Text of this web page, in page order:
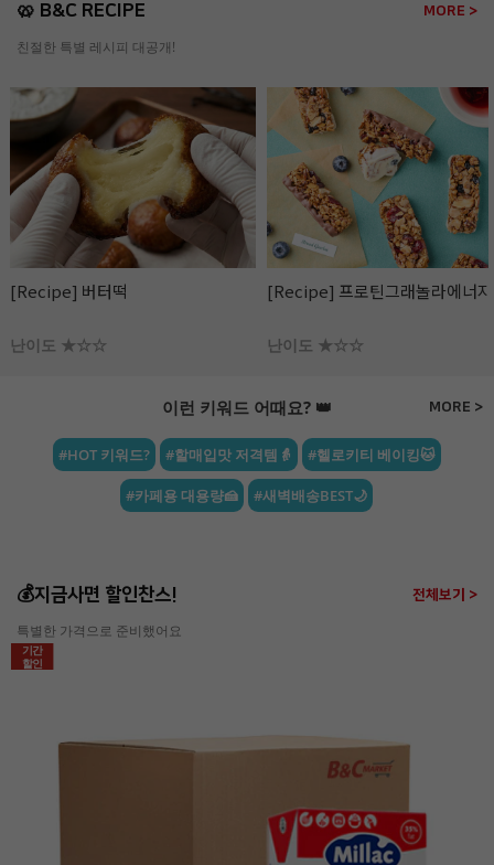
🥨 B&C RECIPE MORE >
친절한 특별 레시피 대공개!
[Recipe] 프로틴그래놀라에너지바
난이도 ★☆☆
[Recipe] 파로 플레이크 땅콩 &
난이도 ★☆☆
이런 키워드 어때요? 👑 MORE >
#HOT 키워드? #할매입맛 저격템👵 #헬로키티 베이킹🐱
#카페용 대용량🍰 #새벽배송BEST🌙
💰지금사면 할인찬스! 전체보기 >
특별한 가격으로 준비했어요
기간
할인